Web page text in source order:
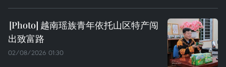
越南瑶族青年依托山区特产闯
出致富路
02/08/2026 01:30